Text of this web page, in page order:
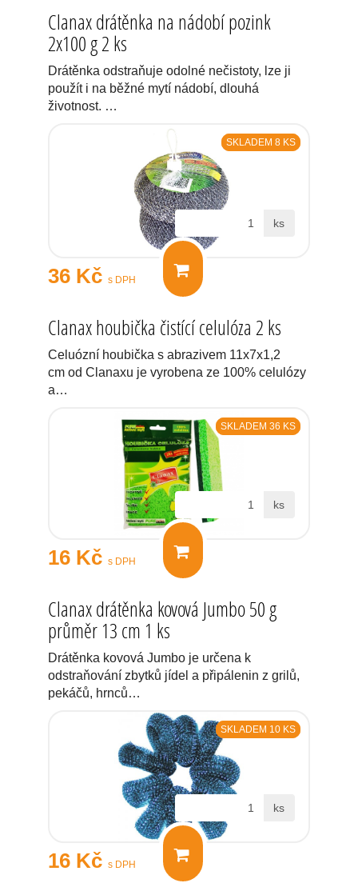
Clanax drátěnka na nádobí pozink
2x100 g 2 ks
Drátěnka odstraňuje odolné nečistoty, lze ji
použít i na běžné mytí nádobí, dlouhá
životnost. …
SKLADEM 8 KS
36 Kč s DPH
ks
Clanax houbička čistící celulóza 2 ks
Celuózní houbička s abrazivem 11x7x1,2
cm od Clanaxu je vyrobena ze 100% celulózy
a…
SKLADEM 36 KS
16 Kč s DPH
ks
Clanax drátěnka kovová Jumbo 50 g
průměr 13 cm 1 ks
Drátěnka kovová Jumbo je určena k
odstraňování zbytků jídel a připálenin z grilů,
pekáčů, hrnců…
SKLADEM 10 KS
16 Kč s DPH
ks